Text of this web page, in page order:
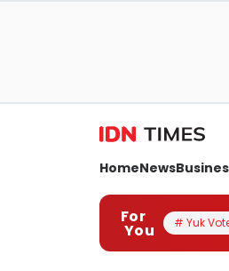
HomeNews
For
You # Yuk